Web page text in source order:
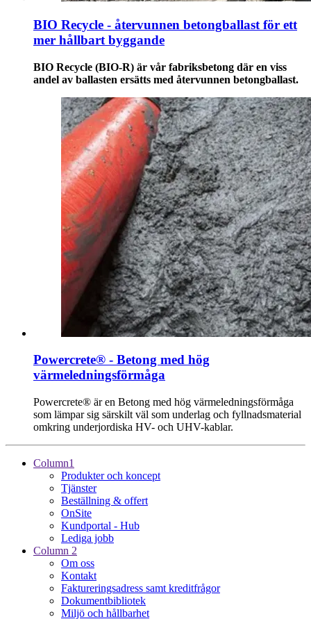
BIO Recycle - återvunnen betongballast för ett
mer hållbart byggande
BIO Recycle (BIO-R) är vår fabriksbetong där en viss
andel av ballasten ersätts med återvunnen betongballast.
Powercrete® - Betong med hög
värmeledningsförmåga
Powercrete® är en Betong med hög värmeledningsförmåga
som lämpar sig särskilt väl som underlag och fyllnadsmaterial
omkring underjordiska HV- och UHV-kablar.
Column1
Produkter och koncept
Tjänster
Beställning & offert
OnSite
Kundportal - Hub
Lediga jobb
Column 2
Om oss
Kontakt
Faktureringsadress samt kreditfrågor
Dokumentbibliotek
Miljö och hållbarhet